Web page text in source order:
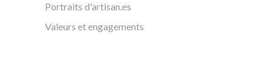
Portraits d'artisan.es
Valeurs et engagements